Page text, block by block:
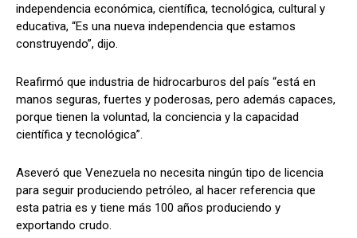
independencia económica, científica, tecnológica, cultural y
educativa, “Es una nueva independencia que estamos
construyendo”, dijo.
Reafirmó que industria de hidrocarburos del país “está en
manos seguras, fuertes y poderosas, pero además capaces,
porque tienen la voluntad, la conciencia y la capacidad
científica y tecnológica”.
Aseveró que Venezuela no necesita ningún tipo de licencia
para seguir produciendo petróleo, al hacer referencia que
esta patria es y tiene más 100 años produciendo y
exportando crudo.